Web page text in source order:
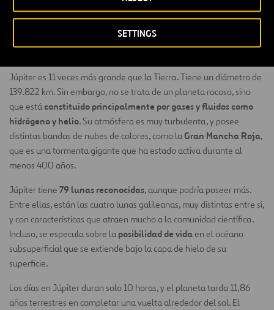
SETTINGS
se han descubierto moléculas orgánicas, lo que sugiere que
albergó o alberga formas de vida microscópicas.
¿Cómo es el planeta Júpiter?
Júpiter es 11 veces más grande que la Tierra. Tiene un diámetro de
139.822 km. Sin embargo, no se trata de un planeta rocoso, sino
que estáconstituido principalmente por gases y fluidos como
hidrógeno y helio. Su atmósfera es muy turbulenta, y posee
distintas bandas de nubes de colores, como la Gran Mancha Roja,
que es una tormenta gigante que ha estado activa durante al
menos 400 años.
Júpiter tiene 79 lunas reconocidas, aunque podría poseer más.
Entre ellas, están las cuatro lunas galileanas, muy distintas entre sí,
y con características que atraen mucho a la comunidad científica.
Incluso, se especula sobre la posibilidad de vida en el océano
subsuperficial que se extiende bajo la capa de hielo de su
superficie.
Los días en Júpiter duran solo 10 horas, y el planeta tarda 11,86
años terrestres en completar una vuelta alrededor del sol. El